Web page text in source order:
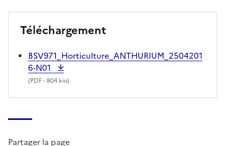
Téléchargement
BSV971_Horticulture_ANTHURIUM_2504201
6-N01
(PDF- 804 kio)
Partager la page